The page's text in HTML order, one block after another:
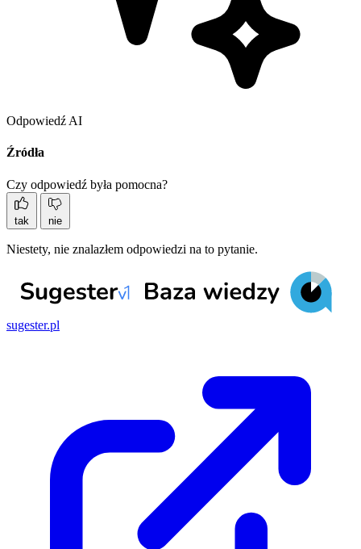
Odpowiedź AI
Źródła
Czy odpowiedź była pomocna?
tak nie
Niestety, nie znalazłem odpowiedzi na to pytanie.
sugester.pl